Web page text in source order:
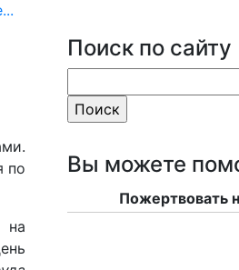
по
на
Поиск по сайту
Вы можете
Пожертвовать